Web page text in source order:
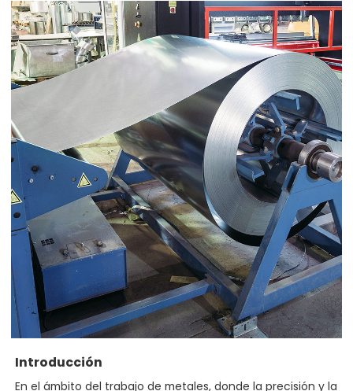
Introducción
En el ámbito del trabajo de metales, donde la precisión y la